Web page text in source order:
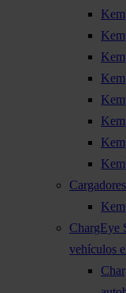
ChargEye
vehículos